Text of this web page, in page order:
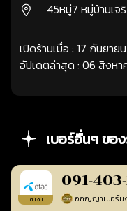
45หมู่7 หมู่บ้านเ
เปิดร้านเมื่อ : 17 กันยาย
อัปเดตล่าสุด : 06 สิงหา
เบอร์อื่นๆ ขอ
เติมเงิน
091-